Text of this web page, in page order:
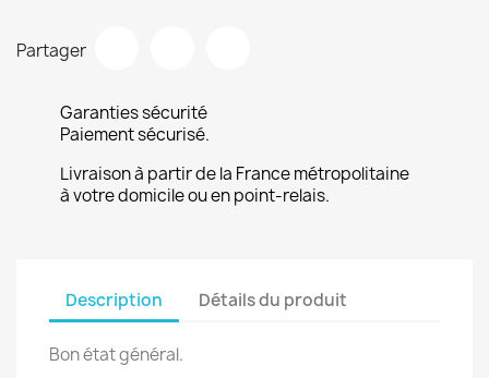
Partager
Garanties sécurité
Paiement sécurisé.
Livraison à partir de la France métropolitaine
à votre domicile ou en point-relais.
Description Détails du produit
Bon état général.